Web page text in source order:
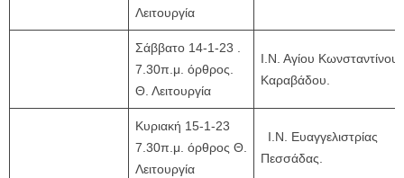
Λειτουργία
Σάββατο 14-1-23 .
7.30π.μ. όρθρος.
Θ. Λειτουργία
Ι.Ν. Αγίου Κωνσταντίνου
Καραβάδου.
Κυριακή 15-1-23
7.30π.μ. όρθρος Θ.
Λειτουργία
Ι.Ν. Ευαγγελιστρίας
Πεσσάδας.